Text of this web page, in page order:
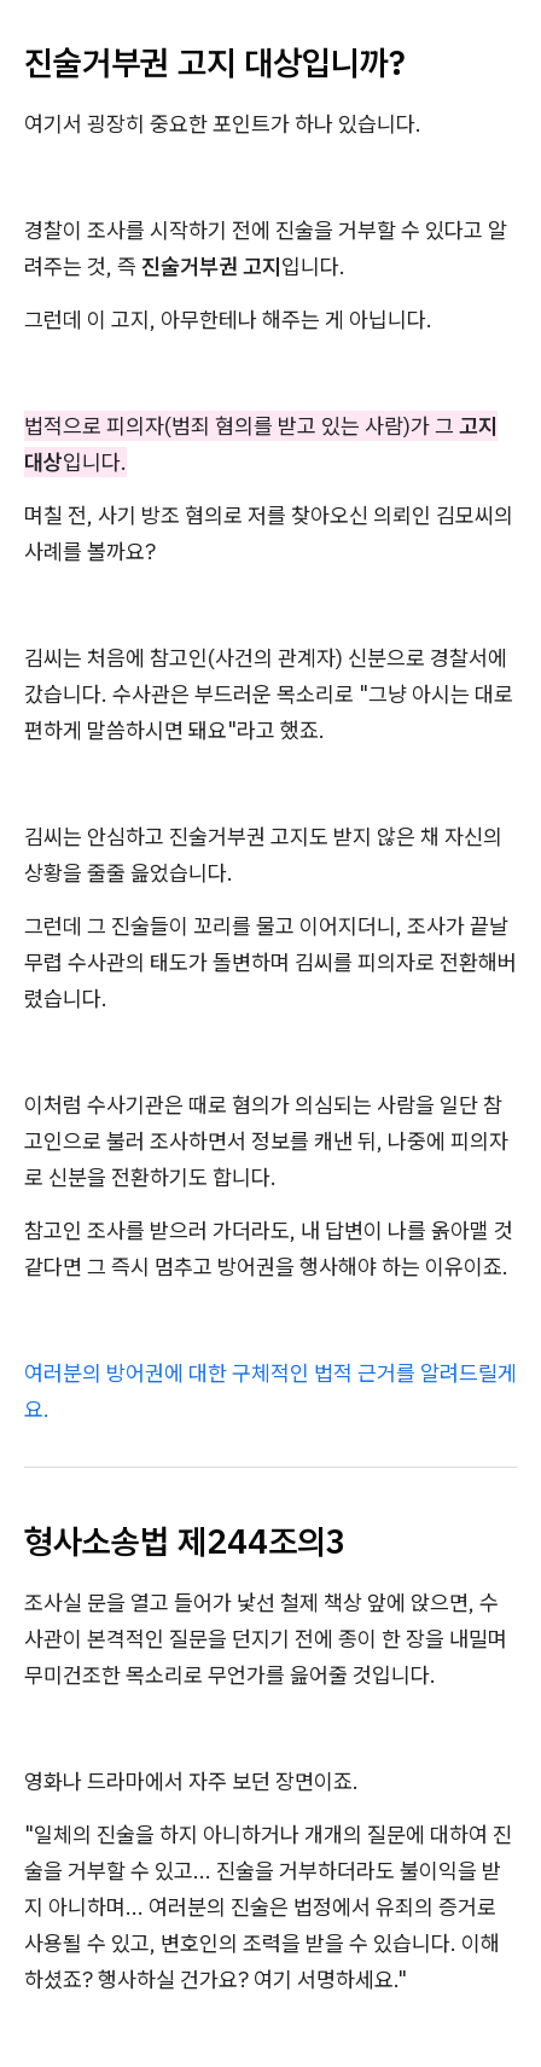
진술거부권 고지 대상입니까?
여기서 굉장히 중요한 포인트가 하나 있습니다.
경찰이 조사를 시작하기 전에 진술을 거부할 수 있다고 알
려주는 것, 즉 진술거부권 고지입니다.
그런데 이 고지, 아무한테나 해주는 게 아닙니다.
법적으로 피의자(범죄 혐의를 받고 있는 사람)가 그 고지
대상입니다.
며칠 전, 사기 방조 혐의로 저를 찾아오신 의뢰인 김모씨의
사례를 볼까요?
김씨는 처음에 참고인(사건의 관계자) 신분으로 경찰서에
갔습니다. 수사관은 부드러운 목소리로 "그냥 아시는 대로
편하게 말씀하시면 돼요"라고 했죠.
김씨는 안심하고 진술거부권 고지도 받지 않은 채 자신의
상황을 줄줄 읊었습니다.
그런데 그 진술들이 꼬리를 물고 이어지더니, 조사가 끝날
무렵 수사관의 태도가 돌변하며 김씨를 피의자로 전환해버
렸습니다.
이처럼 수사기관은 때로 혐의가 의심되는 사람을 일단 참
고인으로 불러 조사하면서 정보를 캐낸 뒤, 나중에 피의자
로 신분을 전환하기도 합니다.
참고인 조사를 받으러 가더라도, 내 답변이 나를 옭아맬 것
같다면 그 즉시 멈추고 방어권을 행사해야 하는 이유이죠.
여러분의 방어권에 대한 구체적인 법적 근거를 알려드릴게
요.
형사소송법 제244조의3
조사실 문을 열고 들어가 낯선 철제 책상 앞에 앉으면, 수
사관이 본격적인 질문을 던지기 전에 종이 한 장을 내밀며
무미건조한 목소리로 무언가를 읊어줄 것입니다.
영화나 드라마에서 자주 보던 장면이죠.
"일체의 진술을 하지 아니하거나 개개의 질문에 대하여 진
술을 거부할 수 있고... 진술을 거부하더라도 불이익을 받
지 아니하며... 여러분의 진술은 법정에서 유죄의 증거로
사용될 수 있고, 변호인의 조력을 받을 수 있습니다. 이해
하셨죠? 행사하실 건가요? 여기 서명하세요."